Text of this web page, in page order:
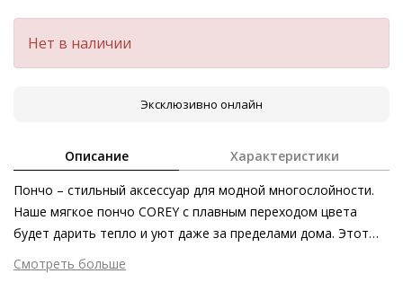
Нет в наличии
Эксклюзивно онлайн
Описание Характеристики
Пончо – стильный аксессуар для модной многослойности.
Наше мягкое пончо COREY с плавным переходом цвета
будет дарить тепло и уют даже за пределами дома. Этот
аксессуар поистине универсален – ведь его можно носить с
любым нарядом. Особенно гармонично наше пончо
Смотреть больше